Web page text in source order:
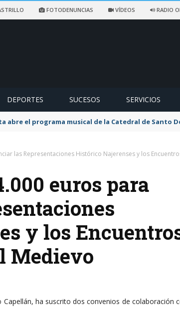
FOTODENUNCIAS VÍDEOS RADIO
DEPORTES SUCESOS SERVICIOS
abre el programa musical de la Catedral de Santo
las Representaciones Histórico Najerenses y los
euros para
y los
Medievo
ha suscrito dos convenios de colaboración